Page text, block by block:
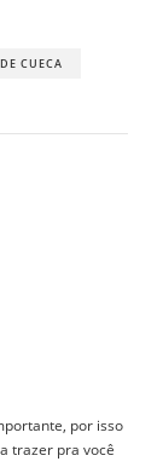
CUECA
por isso
trazer pra você